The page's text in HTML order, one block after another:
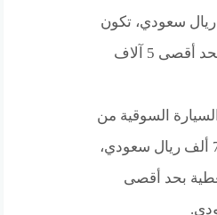
50 ألف ريال سعودي، تكون
حدود التغطية بحد أقصى 5 آلاف
السوقية من
50.001 حتى 75 ألف ريال سعودي،
بحد أقصى